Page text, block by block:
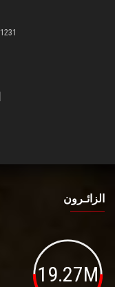
- 26831474
الزائـرون
19.27M